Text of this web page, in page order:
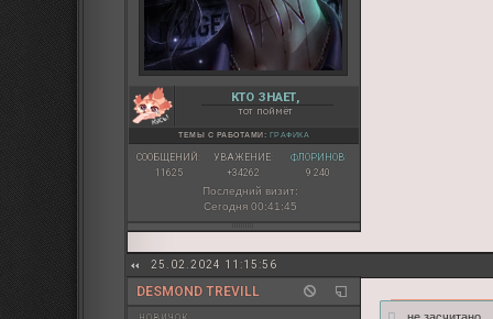
КТО ЗНАЕТ,
тот поймёт
ТЕМЫ С РАБОТАМИ: ГРАФИКА
СООБЩЕНИЙ:
11625
УВАЖЕНИЕ:
+34262
ФЛОРИНОВ:
9 240
Последний визит:
Сегодня 00:41:45
25.02.2024 11:15:56
DESMOND TREVILL
новичок